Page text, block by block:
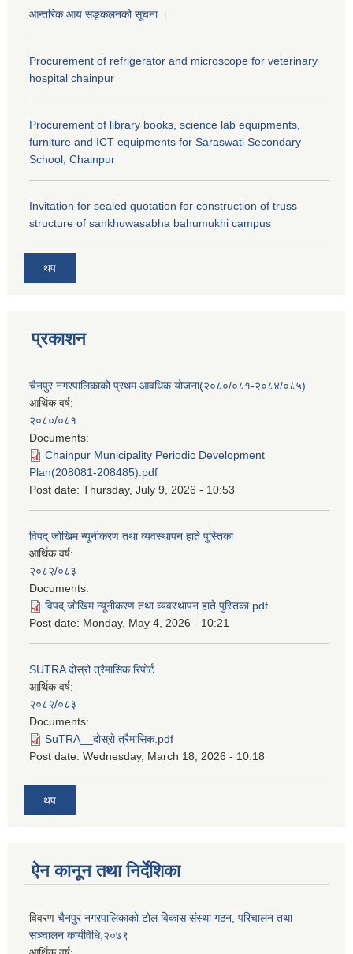
आन्तरिक आय सङ्कलनको सूचना ।
Procurement of refrigerator and microscope for veterinary
hospital chainpur
Procurement of library books, science lab equipments,
furniture and ICT equipments for Saraswati Secondary
School, Chainpur
Invitation for sealed quotation for construction of truss
structure of sankhuwasabha bahumukhi campus
थप
प्रकाशन
चैनपुर नगरपालिकाको प्रथम आवधिक योजना(२०८०/०८१-२०८४/०८५)
आर्थिक वर्ष:
२०८०/०८१
Documents:
Chainpur Municipality Periodic Development
Plan(208081-208485).pdf
Post date: Thursday, July 9, 2026 - 10:53
विपद् जोखिम न्यूनीकरण तथा व्यवस्थापन हाते पुस्तिका
आर्थिक वर्ष:
२०८२/०८३
Documents:
विपद् जोखिम न्यूनीकरण तथा व्यवस्थापन हाते पुस्तिका.pdf
Post date: Monday, May 4, 2026 - 10:21
SUTRA दोस्रो त्रैमासिक रिपोर्ट
आर्थिक वर्ष:
२०८२/०८३
Documents:
SuTRA__दोस्रो त्रैमासिक.pdf
Post date: Wednesday, March 18, 2026 - 10:18
थप
ऐन कानून तथा निर्देशिका
विवरण चैनपुर नगरपालिकाको टोल विकास संस्था गठन, परिचालन तथा
सञ्चालन कार्यविधि,२०७९